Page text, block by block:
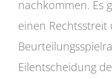
nachkommen. Es
einen Rechtsstreit
Eilentscheidung